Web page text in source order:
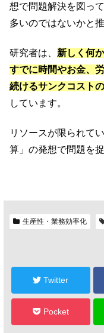
想で問題解決を図っ
多いのではないかと
研究者は、 新しく何
すでに時間やお金、
続けるサンクコスト
しています。
リソースが限られて
算」の発想で問題を
生産性・業務効率化
Twitter
Pocket